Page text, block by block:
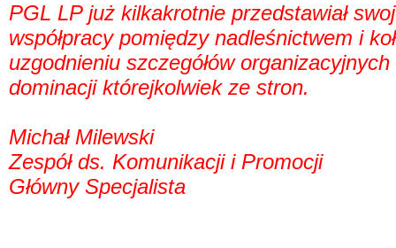
PGL LP już kilkakrotnie przedstawiał
współpracy pomiędzy nadleśnictwem i
uzgodnieniu szczegółów
dominacji którejkolwiek ze stron.
Michał Milewski
Zespół ds. Komunikacji i Promocji
Główny Specjalista